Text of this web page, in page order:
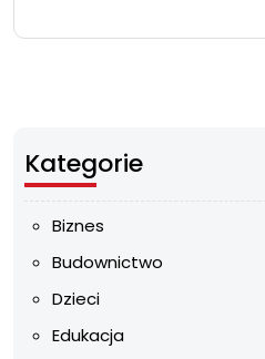
Kategorie
Biznes
Budownictwo
Dzieci
Edukacja